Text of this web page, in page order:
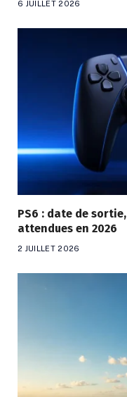
6 JUILLET 2026
PS6 : date de
attendues en 2026
2 JUILLET 2026